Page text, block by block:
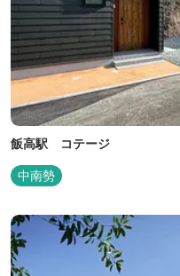
飯高駅 コテージ
中南勢